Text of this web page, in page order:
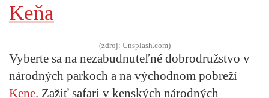
Keňa
(zdroj: Unsplash.com)
Vyberte sa na nezabudnuteľné dobrodružstvo v
národných parkoch a na východnom pobreží
Kene. Zažiť safari v kenských národných